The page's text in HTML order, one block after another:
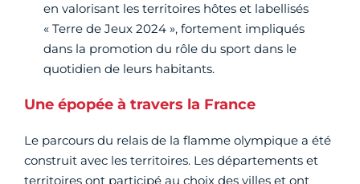
en valorisant les territoires hôtes et labellisés
« Terre de Jeux 2024 », fortement impliqués
dans la promotion du rôle du sport dans le
quotidien de leurs habitants.
Une épopée à travers la France
Le parcours du relais de la flamme olympique a été
construit avec les territoires. Les départements et
territoires ont participé au choix des villes et ont